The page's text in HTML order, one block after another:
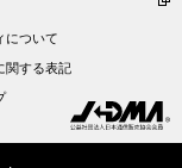
ファッション
について
関する表記